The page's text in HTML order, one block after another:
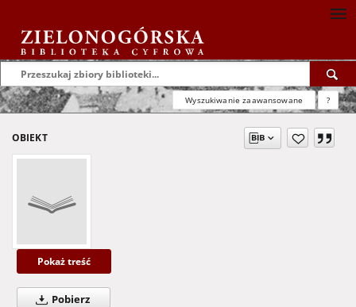
Wyszukiwanie zaawansowane ?
OBIEKT
Pokaż treść
Pobierz